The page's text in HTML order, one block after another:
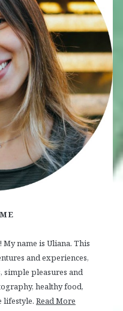
name is Uliana. This
and experiences,
simple pleasures and
healthy food,
lifestyle. Read More